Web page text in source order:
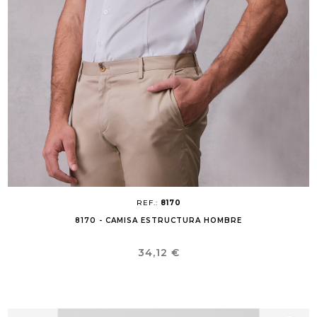
REF.: 8170
8170 - CAMISA ESTRUCTURA HOMBRE
Precio
34,12 €